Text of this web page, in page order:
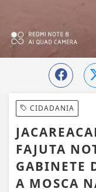
CIDADANIA
FAJUTA
GABINETE
A MOSCA